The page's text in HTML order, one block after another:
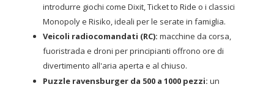
introdurre giochi come Dixit, Ticket to Ride o i classici
Monopoly e Risiko, ideali per le serate in famiglia.
Veicoli radiocomandati (RC): macchine da corsa,
fuoristrada e droni per principianti offrono ore di
divertimento all'aria aperta e al chiuso.
Puzzle ravensburger da 500 a 1000 pezzi: un